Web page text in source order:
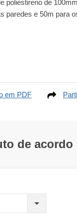
poliestireno de
paredes e 50m para
em PDF
de